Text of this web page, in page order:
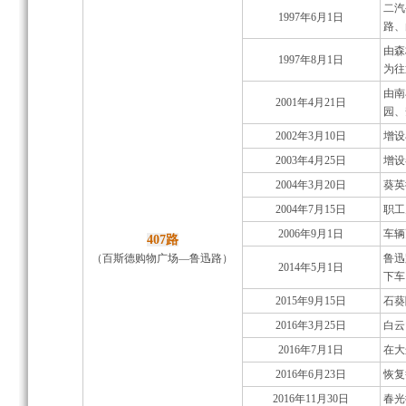
407路
（百斯德购物广场—鲁迅路）
1997年6月1日
二
路
1997年8月1日
由
为
2001年4月21日
由
园
2002年3月10日
增
2003年4月25日
增
2004年3月20日
葵
2004年7月15日
职
2006年9月1日
车
2014年5月1日
鲁
下
2015年9月15日
石
2016年3月25日
白
2016年7月1日
在
2016年6月23日
恢
2016年11月30日
春